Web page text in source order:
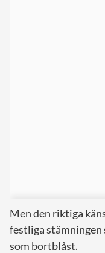
Men den riktiga
festliga stämningen
som bortblåst.